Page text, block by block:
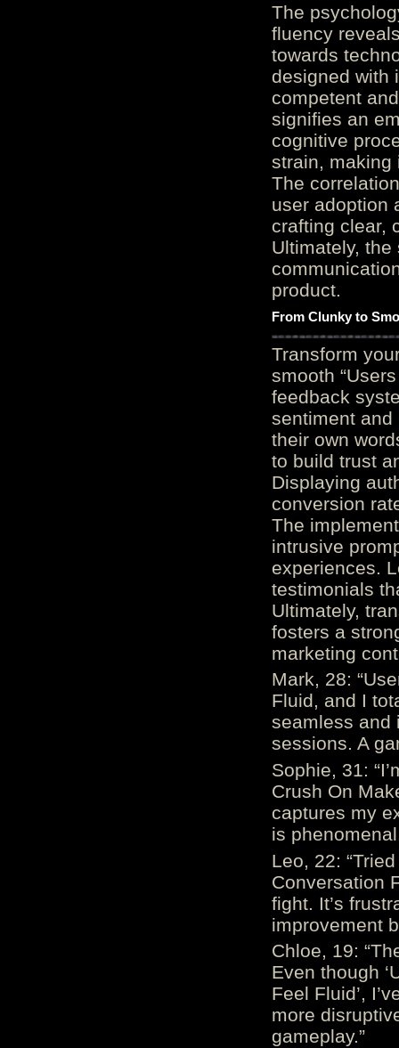
The
fluency
towards
designed with
competent
signifies an
cognitive
strain, making
The
user adoption
crafting clear,
Ultimately,
product.
From Clunky to
Transform
smooth
feedback
sentiment and
their own
to build trust
Displaying
conversion
The
intrusive
experiences.
testimonials
Ultimately,
fosters a
marketing
Mark, 28:
Fluid, and I
seamless and
sessions. A
Sophie, 31:
Crush On
captures my
is
Leo, 22:
Conversation
fight. It’s
improvement
Chloe, 19:
Even though
Feel Fluid’,
more
gameplay.”